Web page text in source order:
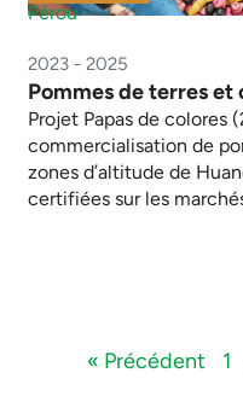
Pérou
2023 - 2025
Pommes de terres
Projet Papas de colores
commercialisation de
zones d’altitude de
certifiées sur les
« Précédent 1